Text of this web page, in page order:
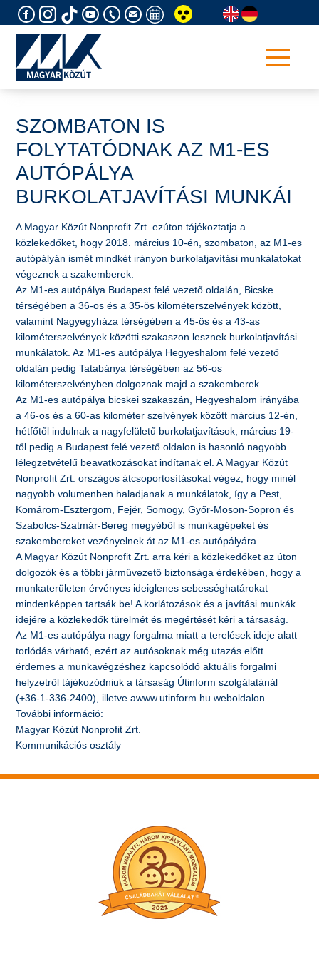
to
SZOMBATON IS
FOLYTATÓDNAK AZ M1-ES
AUTÓPÁLYA
BURKOLATJAVÍTÁSI MUNKÁI
​A Magyar Közút Nonprofit Zrt. ezúton tájékoztatja a
közlekedőket, hogy 2018. március 10-én, szombaton, az M1-es
autópályán ismét mindkét irányon burkolatjavítási munkálatokat
végeznek a szakemberek.
Az M1-es autópálya Budapest felé vezető oldalán, Bicske
térségében a 36-os és a 35-ös kilométerszelvények között,
valamint Nagyegyháza térségében a 45-ös és a 43-as
kilométerszelvények közötti szakaszon lesznek burkolatjavítási
munkálatok. Az M1-es autópálya Hegyeshalom felé vezető
oldalán pedig Tatabánya térségében az 56-os
kilométerszelvényben dolgoznak majd a szakemberek.
Az M1-es autópálya bicskei szakaszán, Hegyeshalom irányába
a 46-os és a 60-as kilométer szelvények között március 12-én,
hétfőtől indulnak a nagyfelületű burkolatjavítások, március 19-
től pedig a Budapest felé vezető oldalon is hasonló nagyobb
lélegzetvételű beavatkozásokat indítanak el. A Magyar Közút
Nonprofit Zrt. országos átcsoportosításokat végez, hogy minél
nagyobb volumenben haladjanak a munkálatok, így a Pest,
Komárom-Esztergom, Fejér, Somogy, Győr-Moson-Sopron és
Szabolcs-Szatmár-Bereg megyéből is munkagépeket és
szakembereket vezényelnek át az M1-es autópályára.
A Magyar Közút Nonprofit Zrt. arra kéri a közlekedőket az úton
dolgozók és a többi járművezető biztonsága érdekében, hogy a
munkaterületen érvényes ideiglenes sebességhatárokat
mindenképpen tartsák be! A korlátozások és a javítási munkák
idejére a közlekedők türelmét és megértését kéri a társaság.
Az M1-es autópálya nagy forgalma miatt a terelések ideje alatt
torlódás várható, ezért az autósoknak még utazás előtt
érdemes a munkavégzéshez kapcsolódó aktuális forgalmi
helyzetről tájékozódniuk a társaság Útinform szolgálatánál
(+36-1-336-2400), illetve awww.utinform.hu weboldalon.
További információ:
Magyar Közút Nonprofit Zrt.
Kommunikációs osztály